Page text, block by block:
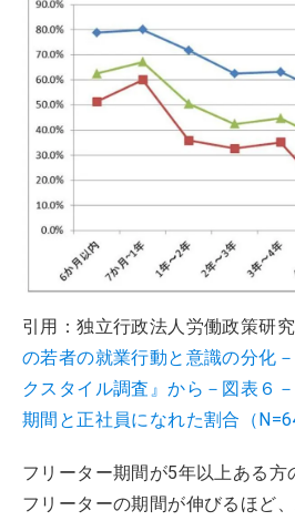
引用：独立行政法人労働政策研
の若者の就業行動と意識の分化
クスタイル調査』から－図表６
期間と正社員になれた割合（
フリーター期間が5年以上ある方
フリーターの期間が伸びるほど